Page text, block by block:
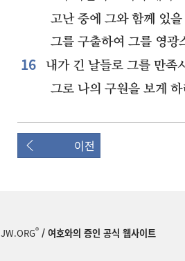
고난 중에 그와 함께 있
그를 구출하여 그를 영광
16⁠ 내가 긴 날들로 그를 만족
그로 나의 구원을 보게 하
이전
JW.ORG® / 여호와의 증인 공식 웹사이트